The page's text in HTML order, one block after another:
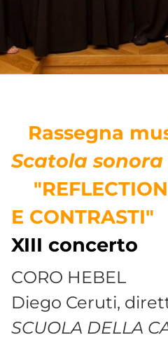
Rassegna
Scatola sonora
E CONTRASTI"
XIII concerto
CORO HEBEL
Diego Ceruti,
SCUOLA DELLA